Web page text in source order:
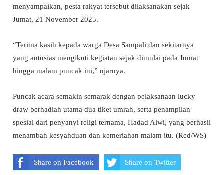
menyampaikan, pesta rakyat tersebut dilaksanakan sejak
Jumat, 21 November 2025.
“Terima kasih kepada warga Desa Sampali dan sekitarnya
yang antusias mengikuti kegiatan sejak dimulai pada Jumat
hingga malam puncak ini,” ujarnya.
Puncak acara semakin semarak dengan pelaksanaan lucky
draw berhadiah utama dua tiket umrah, serta penampilan
spesial dari penyanyi religi ternama, Hadad Alwi, yang berhasil
menambah kesyahduan dan kemeriahan malam itu. (Red/WS)
Share on Facebook Share on Twitter